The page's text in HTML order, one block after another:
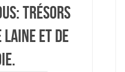
Trésors
laine et de